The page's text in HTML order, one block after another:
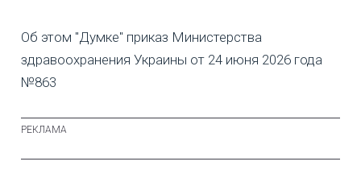
Об этом "Думке" приказ Министерства
здравоохранения Украины от 24 июня 2026 года
№863